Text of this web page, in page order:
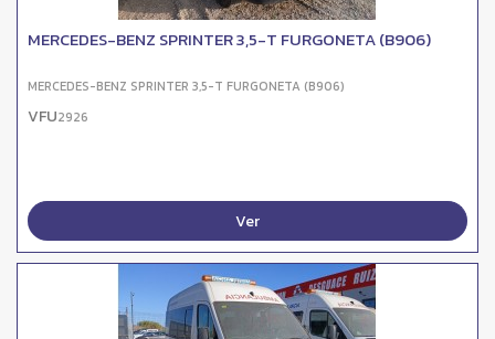
MERCEDES-BENZ SPRINTER 3,5-T FURGONETA (B906)
MERCEDES-BENZ SPRINTER 3,5-T FURGONETA (B906)
VFU2926
Ver